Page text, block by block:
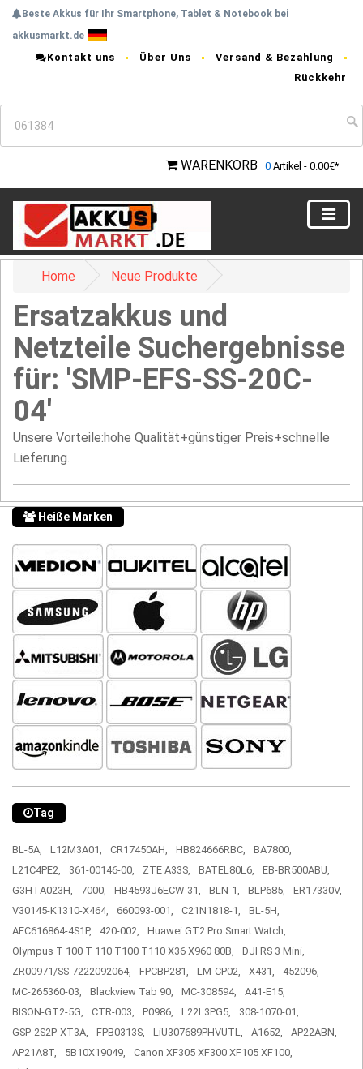
Beste Akkus für Ihr Smartphone, Tablet & Notebook bei
akkusmarkt.de
Kontakt uns Über Uns
Versand & Bezahlung
Rückkehr
WARENKORB 0 Artikel - 0.00€*
Home Neue Produkte
Ersatzakkus und
Netzteile Suchergebnisse
für: 'SMP-EFS-SS-20C-
04'
Unsere Vorteile:hohe Qualität+günstiger Preis+schnelle
Lieferung.
Heiße Marken
Tag
BL-5A, L12M3A01, CR17450AH, HB824666RBC,
BA7800,
L21C4PE2,
361-00146-00, ZTE A33S, BATEL80L6,
EB-BR500ABU,
G3HTA023H,
7000, HB4593J6ECW-31, BLN-1, BLP685,
ER17330V,
V30145-K1310-X464,
660093-001, C21N1818-1,
BL-5H,
AEC616864-4S1P,
420-002,
Huawei GT2 Pro Smart Watch,
Olympus T 100 T 110 T100 T110 X36 X960 80B,
DJI RS 3 Mini,
ZR00971/SS-7222092064,
FPCBP281, LM-CP02, X431,
452096,
MC-265360-03,
Blackview Tab 90, MC-308594,
A41-E15,
BISON-GT2-5G,
CTR-003, P0986, L22L3PG5,
308-1070-01,
GSP-2S2P-XT3A,
FPB0313S, LiU307689PHVUTL, A1652,
AP22ABN,
AP21A8T,
5B10X19049,
Canon XF305 XF300 XF105 XF100,